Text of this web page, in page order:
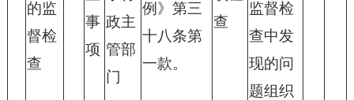
的监
督检
查
事
项
政主
管部
门
例》第三
十八条第
一款。
查
监督检
查中发
现的问
题组织